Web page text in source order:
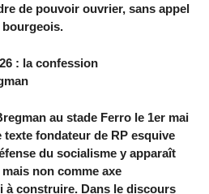
de pouvoir ouvrier, sans appel
bourgeois.
: la confession
au stade Ferro le 1er mai
texte fondateur de RP esquive
du socialisme y apparaît
non comme axe
à construire. Dans le discours